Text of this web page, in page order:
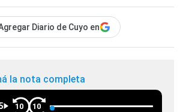
Diario de Cuyo en
la nota completa
10 10